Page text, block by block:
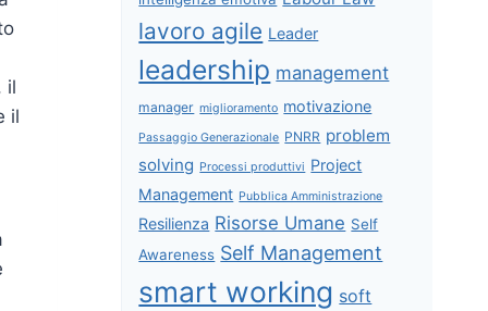
il
il
lavoro agile Leader
leadership management
manager miglioramento motivazione
Passaggio Generazionale PNRR problem
solving Processi produttivi Project
Management Pubblica Amministrazione
Resilienza Risorse Umane Self
Awareness Self Management
smart working soft